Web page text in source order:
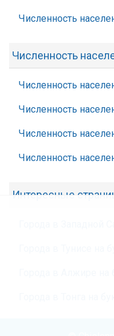
Численность
Численность
Численность
Численность
Численность
Численность
Интересные